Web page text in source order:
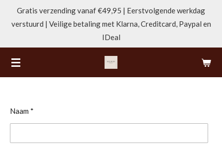
direct
hoofdinhoud
Gratis verzending vanaf €49,95 | Eerstvolgende werkdag
verstuurd | Veilige betaling met Klarna, Creditcard, Paypal en
IDeal
Naam *